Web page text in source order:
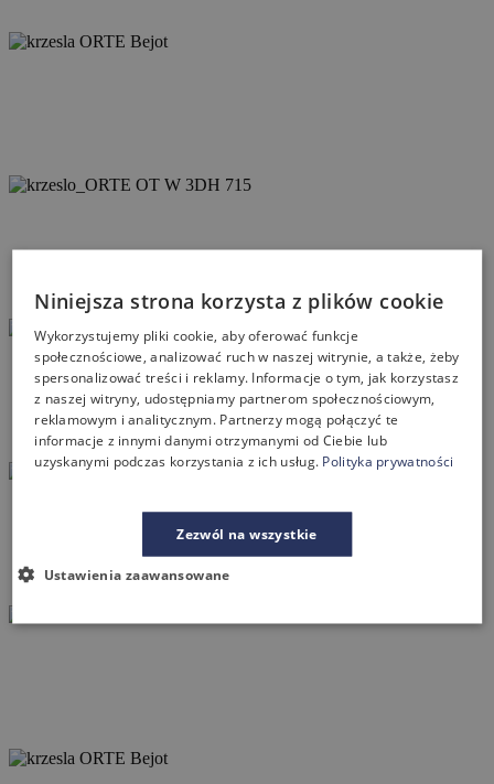
Niniejsza strona korzysta z plików cookie
Wykorzystujemy pliki cookie, aby oferować funkcje
społecznościowe, analizować ruch w naszej witrynie, a także, żeby
spersonalizować treści i reklamy. Informacje o tym, jak korzystasz
z naszej witryny, udostępniamy partnerom społecznościowym,
reklamowym i analitycznym. Partnerzy mogą połączyć te
informacje z innymi danymi otrzymanymi od Ciebie lub
uzyskanymi podczas korzystania z ich usług. Polityka prywatności
Zezwól na wszystkie
Ustawienia zaawansowane